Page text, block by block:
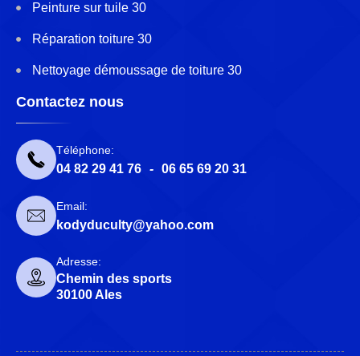
Peinture sur tuile 30
Réparation toiture 30
Nettoyage démoussage de toiture 30
Contactez nous
Téléphone:
04 82 29 41 76 - 06 65 69 20 31
Email:
kodyduculty@yahoo.com
Adresse:
Chemin des sports
30100 Ales